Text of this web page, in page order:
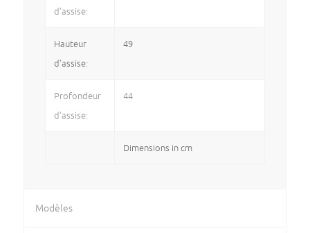
d’assise:
Hauteur
d’assise:
49
Profondeur
d’assise:
44
Dimensions in cm
Modèles